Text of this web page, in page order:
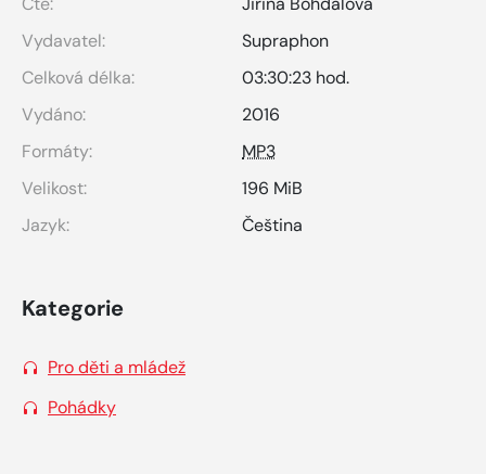
Vydavatel:
Supraphon
Celková délka:
03:30:23 hod.
Vydáno:
2016
Formáty:
MP3
Velikost:
196 MiB
Jazyk:
Čeština
Kategorie
Pro děti a mládež
Pohádky